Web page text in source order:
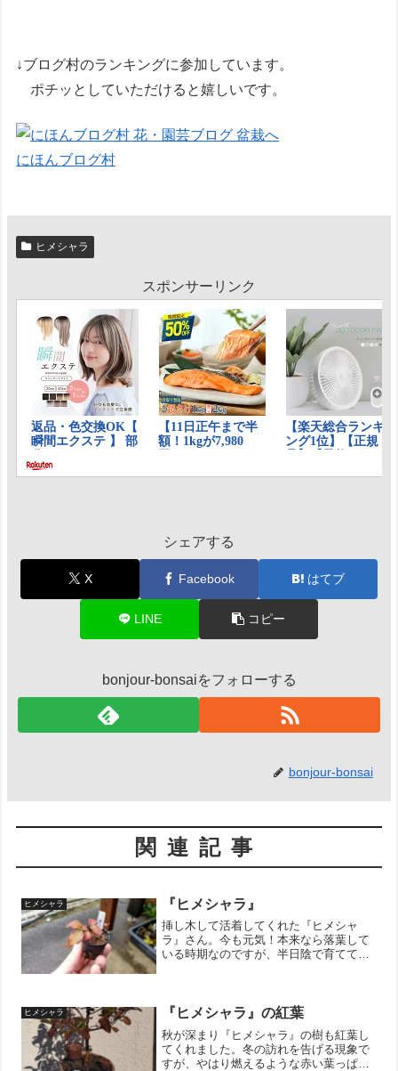
↓ブログ村のランキングに参加しています。
ポチッとしていただけると嬉しいです。
にほんブログ村
ヒメシャラ
スポンサーリンク
シェアする
X Facebook はてブ
LINE コピー
bonjour-bonsaiをフォローする
bonjour-bonsai
関連記事
ヒメシャラ 『ヒメシャラ』
挿し木して活着してくれた『ヒメシャ
ラ』さん。今も元気！本来なら落葉して
いる時期なのですが、半日陰で育ててい
しいです。にほんブログ村
ヒメシャラ 『ヒメシャラ』の紅葉
秋が深まり『ヒメシャラ』の樹も紅葉し
てくれました。冬の訪れを告げる現象で
すが、やはり燃えるような赤い葉っぱは